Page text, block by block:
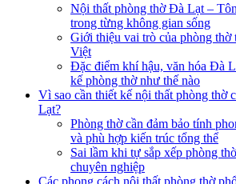
Nội thất phòng thờ Đà Lạt –
trong từng không gian sống
Giới thiệu vai trò của phòng thờ
Việt
Đặc điểm khí hậu, văn hóa Đà
kế phòng thờ như thế nào
Vì sao cần thiết kế nội thất phòng thờ
Lạt?
Phòng thờ cần đảm bảo tính
và phù hợp kiến trúc tổng thể
Sai lầm khi tự sắp xếp phòng
chuyên nghiệp
Các phong cách nội thất phòng thờ